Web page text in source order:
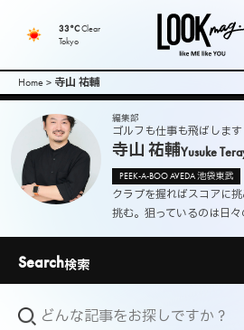
LOOK mag. |
PEEK-A-BOO
Web
Magazine（
ピークアブ
ーウェブマ
ガジン ）
33°CClear
Tokyo
Home > 寺山 祐輔
編集部
ゴルフも仕事も飛ばします
寺山 祐輔Yusuke
PEEK-A-BOO AVEDA 池袋東武
クラブを握ればスコアに
挑む。狙っているのは日々
Search検索